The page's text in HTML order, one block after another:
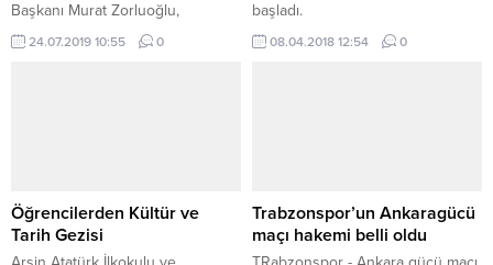
Başkanı Murat Zorluoğlu,
açıklamalarda bulundu.
24.07.2019 10:55 0
başladı.
08.04.2018 12:54 0
Öğrencilerden Kültür ve
Tarih Gezisi
Trabzonspor’un Ankaragücü
maçı hakemi belli oldu